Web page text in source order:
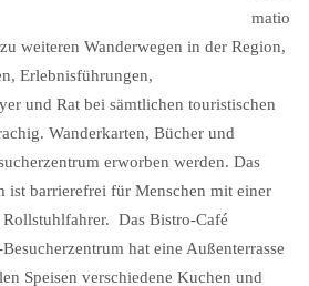
matio
weiteren Wanderwegen in der Region,
Erlebnisführungen,
und Rat bei sämtlichen touristischen
Wanderkarten, Bücher und
erworben werden. Das
ist barrierefrei für Menschen mit einer
Das Bistro-Café
hat eine Außenterrasse
Speisen verschiedene Kuchen und